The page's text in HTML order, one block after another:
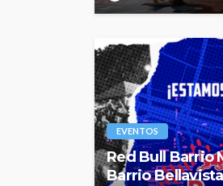
EVENTOS
Red Bull Barrio
Barrio